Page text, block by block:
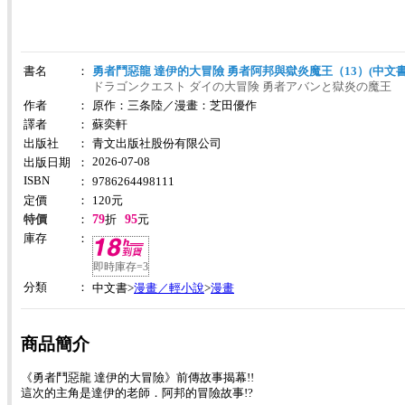
書名 ：
勇者鬥惡龍 達伊的大冒險 勇者阿邦與獄炎魔王（13）(中文
ドラゴンクエスト ダイの大冒険 勇者アバンと獄炎の魔王
作者
：
原作：三条陸／漫畫：芝田優作
譯者
：
蘇奕軒
出版社
：
青文出版社股份有限公司
出版日期
：
2026-07-08
ISBN
：
9786264498111
定價
： 120元
特價
： 79折 95元
庫存
：
即時庫存=3
分類
： 中文書>漫畫／輕小說>漫畫
商品簡介
《勇者鬥惡龍 達伊的大冒險》前傳故事揭幕!!
這次的主角是達伊的老師．阿邦的冒險故事!?